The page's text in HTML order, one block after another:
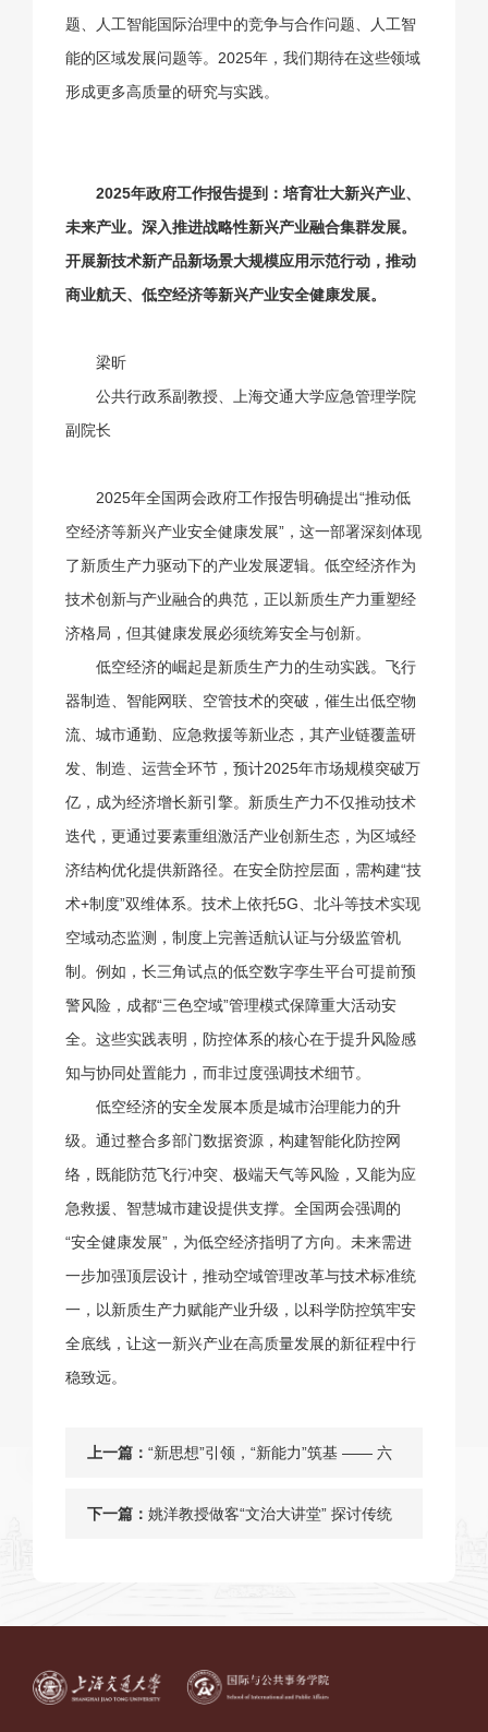
题、人工智能国际治理中的竞争与合作问题、人工智
能的区域发展问题等。2025年，我们期待在这些领域
形成更多高质量的研究与实践。
2025年政府工作报告提到：培育壮大新兴产业、
未来产业。深入推进战略性新兴产业融合集群发展。
开展新技术新产品新场景大规模应用示范行动，推动
商业航天、低空经济等新兴产业安全健康发展。
梁昕
公共行政系副教授、
上海交通大学应急管理学院
副院长
2025年全国两会政府工作报告明确提出“推动低
空经济等新兴产业安全健康发展”，这一部署深刻体现
了新质生产力驱动下的产业发展逻辑。低空经济作为
技术创新与产业融合的典范，正以新质生产力重塑经
济格局，但其健康发展必须统筹安全与创新。
低空经济的崛起是新质生产力的生动实践。飞行
器制造、智能网联、空管技术的突破，催生出低空物
流、城市通勤、应急救援等新业态，其产业链覆盖研
发、制造、运营全环节，预计2025年市场规模突破万
亿，成为经济增长新引擎。新质生产力不仅推动技术
迭代，更通过要素重组激活产业创新生态，为区域经
济结构优化提供新路径。在安全防控层面，需构建“技
术+制度”双维体系。技术上依托5G、北斗等技术实现
空域动态监测，制度上完善适航认证与分级监管机
制。例如，长三角试点的低空数字孪生平台可提前预
警风险，成都“三色空域”管理模式保障重大活动安
全。这些实践表明，防控体系的核心在于提升风险感
知与协同处置能力，而非过度强调技术细节。
低空经济的安全发展本质是城市治理能力的升
级。通过整合多部门数据资源，构建智能化防控网
络，既能防范飞行冲突、极端天气等风险，又能为应
急救援、智慧城市建设提供支撑。全国两会强调的
“安全健康发展”，为低空经济指明了方向。未来需进
一步加强顶层设计，推动空域管理改革与技术标准统
一，以新质生产力赋能产业升级，以科学防控筑牢安
全底线，让这一新兴产业在高质量发展的新征程中行
稳致远。
上一篇： “新思想”引领，“新能力”筑基 —— 六
方联袂开启海事高端培训，共谋发展
下一篇： 姚洋教授做客“文治大讲堂” 探讨传统